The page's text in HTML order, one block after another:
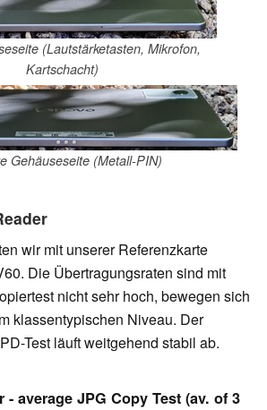
(Lautstärketasten, Mikrofon,
Kartschacht)
Gehäuseseite (Metall-PIN)
wir mit unserer Referenzkarte
Die Übertragungsraten sind mit
nicht sehr hoch, bewegen sich
klassentypischen Niveau. Der
Test läuft weitgehend stabil ab.
- average JPG Copy Test (av. of 3